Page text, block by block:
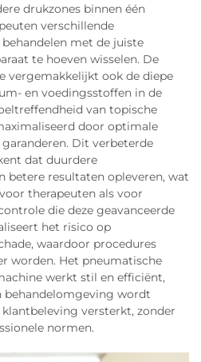
drukzones binnen één
verschillende
met de juiste
te hoeven wisselen. De
vergemakkelijkt ook de diepe
en voedingsstoffen in de
van topische
door optimale
Dit verbeterde
dat duurdere
betere resultaten opleveren, wat
therapeuten als voor
die deze geavanceerde
het risico op
waardoor procedures
worden. Het pneumatische
werkt stil en efficiënt,
behandelomgeving wordt
versterkt, zonder
normen.